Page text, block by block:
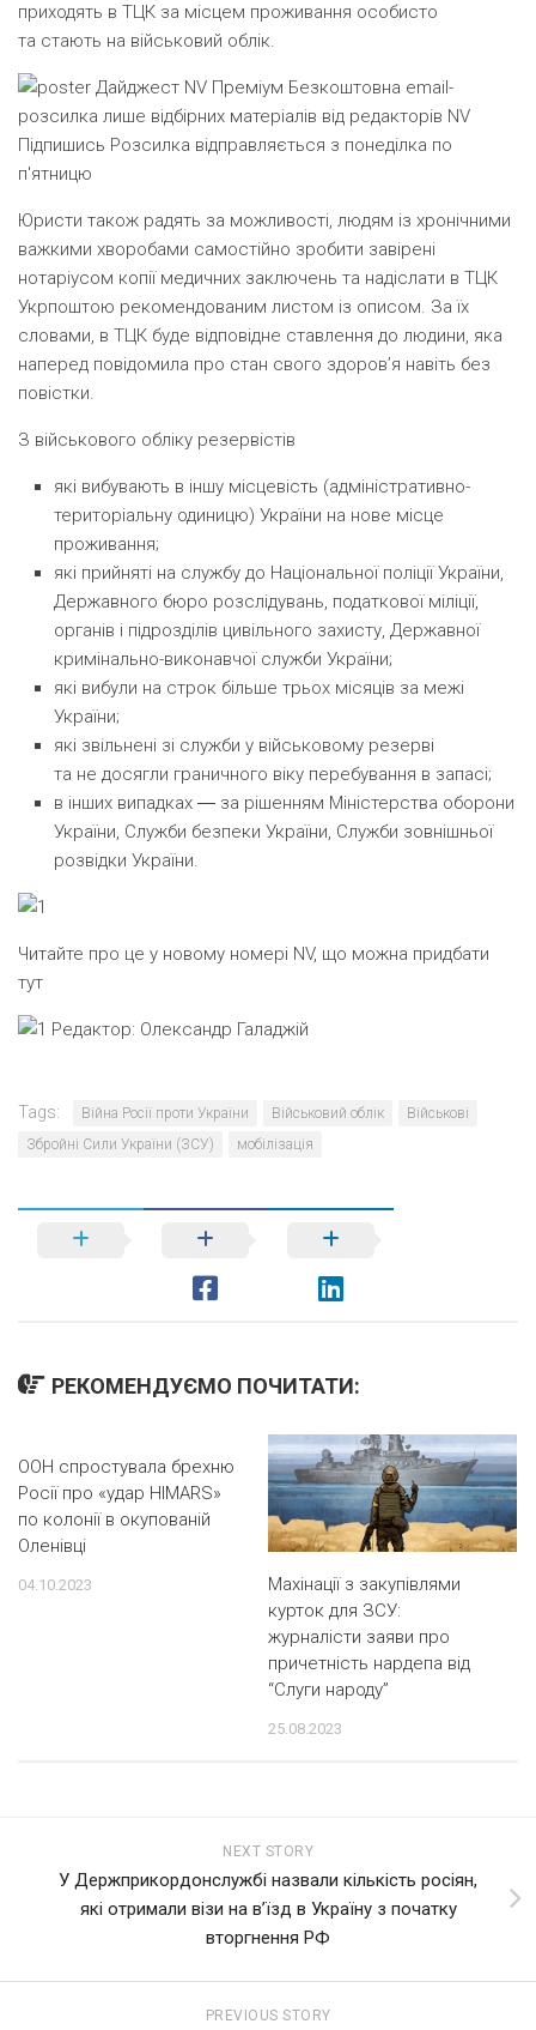
приходять в ТЦК за місцем проживання особисто
та стають на військовий облік.
Дайджест NV Преміум Безкоштовна email-
розсилка лише відбірних матеріалів від редакторів NV
Підпишись Розсилка відправляється з понеділка по
п'ятницю
Юристи також радять за можливості, людям із хронічними
важкими хворобами самостійно зробити завірені
нотаріусом копії медичних заключень та надіслати в ТЦК
Укрпоштою рекомендованим листом із описом. За їх
словами, в ТЦК буде відповідне ставлення до людини, яка
наперед повідомила про стан свого здоров’я навіть без
повістки.
З військового обліку резервістів
які вибувають в іншу місцевість (адміністративно-
територіальну одиницю) України на нове місце
проживання;
які прийняті на службу до Національної поліції України,
Державного бюро розслідувань, податкової міліції,
органів і підрозділів цивільного захисту, Державної
кримінально-виконавчої служби України;
які вибули на строк більше трьох місяців за межі
України;
які звільнені зі служби у військовому резерві
та не досягли граничного віку перебування в запасі;
в інших випадках ― за рішенням Міністерства оборони
України, Служби безпеки України, Служби зовнішньої
розвідки України.
Читайте про це у новому номері NV, що можна придбати
тут
Редактор: Олександр Галаджій
Tags: Війна Росії проти України Військовий облік
Військові
Збройні Сили України (ЗСУ)
мобілізація
РЕКОМЕНДУЄМО ПОЧИТАТИ:
ООН спростувала брехню
Росії про «удар HIMARS»
по колонії в окупованій
Оленівці
04.10.2023
Махінації з закупівлями
курток для ЗСУ:
журналісти заяви про
причетність нардепа від
“Слуги народу”
25.08.2023
NEXT STORY
У Держприкордонслужбі назвали кількість росіян,
які отримали візи на в’їзд в Україну з початку
вторгнення РФ
PREVIOUS STORY